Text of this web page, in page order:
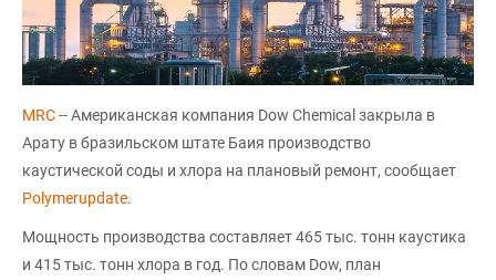
MRC-- Американская компания Dow Chemical закрыла в
Арату в бразильском штате Баия производство
каустической соды и хлора на плановый ремонт, сообщает
Polymerupdate.
Мощность производства составляет 465 тыс. тонн каустика
и 415 тыс. тонн хлора в год. По словам Dow, план